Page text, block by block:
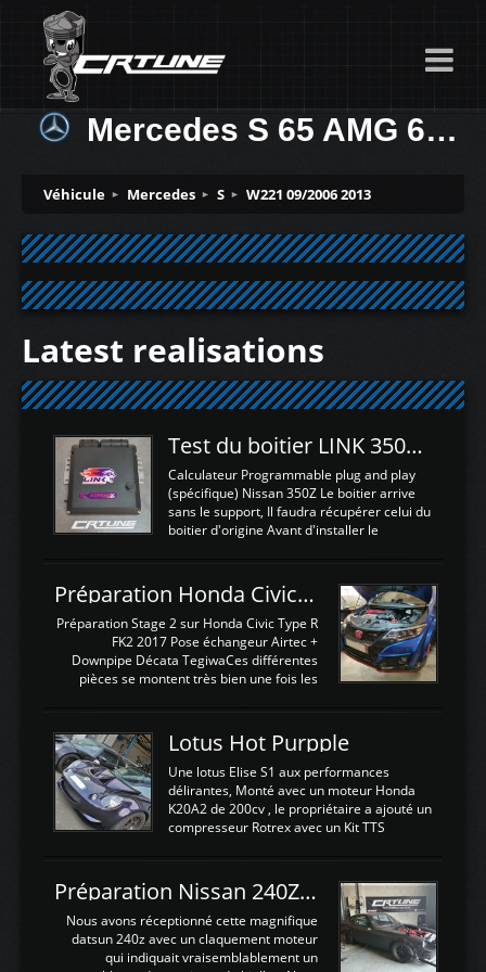
Mercedes S 65 AMG 612ch
Véhicule Mercedes S W221 09/2006 2013
Latest realisations
Test du boitier LINK 350Z Plugin ECU
Calculateur Programmable plug and play
(spécifique) Nissan 350Z Le boitier arrive
sans le support, Il faudra récupérer celui du
boitier d'origine Avant d'installer le
d'envoyer l'information de la large bande
dans le boitier. sydney sweeney deepfake
La sortie 0-5V de l'afr sera connectée sur
l'entrée AN Volt 8 et GndAN pour
Analogique, et Volt car l'information est une
tension (Pas une résistance variable d'un
est temps de brancher le ...
Préparation Honda Civic Type R FK2
Préparation Stage 2 sur Honda Civic Type R
FK2 2017 Pose échangeur Airtec +
Downpipe Décata TegiwaCes différentes
pièces se montent très bien une fois les
légere découpe du plastique inferieur,
negénant en rien la structure ou le
fonctionnement du fond plat. Une
reprogrammation Stage 2 est faite sur le
calculateur d'origine. Une alternative
économique au passage sur Hondata
d'origine 310cv et 400Nn , Une fois
reprogrammé et les ...
Lotus Hot Purpple
Une lotus Elise S1 aux performances
délirantes, Monté avec un moteur Honda
K20A2 de 200cv , le propriétaire a ajouté un
compresseur Rotrex avec un Kit TTS
d'augmenter la puissance de son moteur:
un watercooler a été ajouté. 300Cv sans
échangeurLa lotus équipée d'un Hondata
Kpro et d'une large bande pour le réglage
Avantages et inconvénients d'un
Préparation Nissan 240Z SR20DET
Nous avons réceptionné cette magnifique
datsun 240z avec un claquement moteur
qui indiquait vraisemblablement un